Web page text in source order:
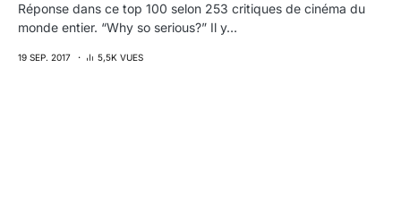
Réponse dans ce top 100 selon 253 critiques de cinéma du
monde entier. “Why so serious?” Il y…
19 SEP. 2017 5,5K VUES